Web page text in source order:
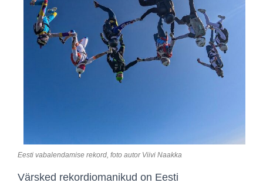
Eesti vabalendamise rekord, foto autor Viivi Naakka
Värsked rekordiomanikud on Eesti